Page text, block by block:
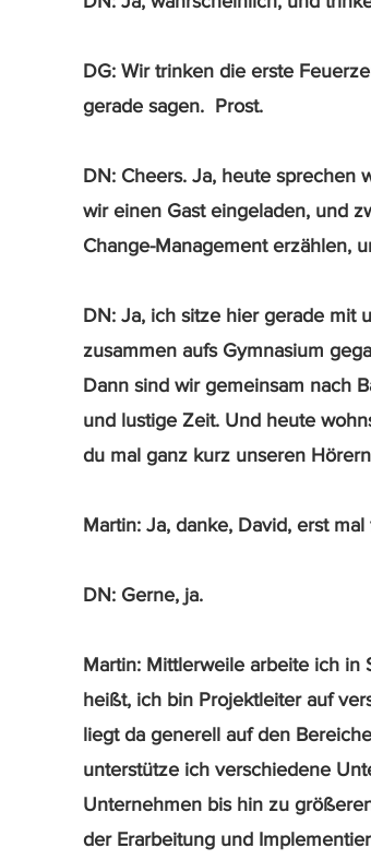
DG: Wir trinken die erste
gerade sagen.  Prost.
DN: Cheers. Ja, heute sprechen
wir einen Gast eingeladen, und
Change-Management erzählen,
DN: Ja, ich sitze hier gerade mit
zusammen aufs Gymnasium
Dann sind wir gemeinsam nach
und lustige Zeit. Und heute
du mal ganz kurz unseren
Martin: Ja, danke, David, erst
DN: Gerne, ja.
Martin: Mittlerweile arbeite ich in
heißt, ich bin Projektleiter auf
liegt da generell auf den
unterstütze ich verschiedene
Unternehmen bis hin zu
der Erarbeitung und